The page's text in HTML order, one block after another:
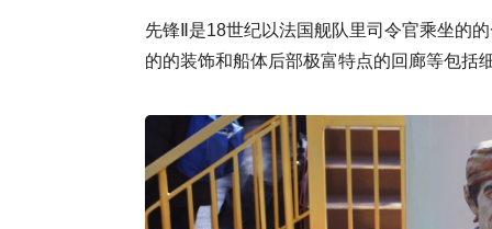
先锋Ⅱ是18世纪以法国舰队里司令官乘坐的
的的装饰和船体后部极富特点的回廊等包括